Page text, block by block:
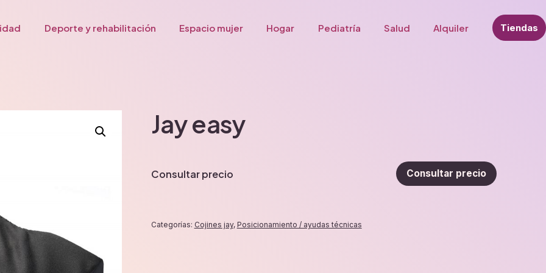
Deporte y rehabilitación Espacio mujer Hogar Pediatría Salud Alquiler Tiendas
Jay easy
Consultar precio Consultar precio
Categorías: Cojines jay, Posicionamiento / ayudas técnicas